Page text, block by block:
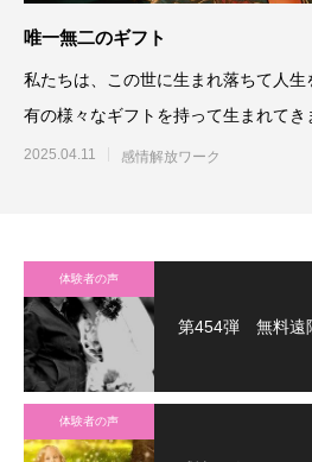
唯一無二のギフト
私たちは、この世に生まれ落ちて人
有の様々なギフトを持って生まれてき
大切なものでは
2025.04.11 感情解放ワーク
体験者の声
第454弾 無料遠
体験者の声